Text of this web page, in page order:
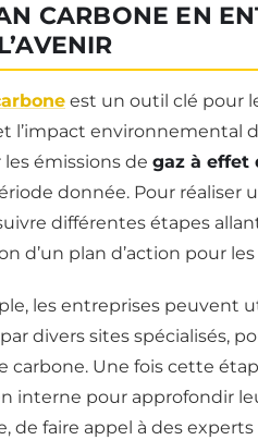
CARBONE EN
est un outil clé pour
l’impact environnemental
émissions de gaz à effet
donnée. Pour réaliser
différentes étapes
d’un plan d’action pour
les entreprises peuvent
divers sites spécialisés,
carbone. Une fois cette
interne pour approfondir
de faire appel à des